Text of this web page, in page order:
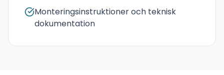
Monteringsinstruktioner och teknisk
dokumentation